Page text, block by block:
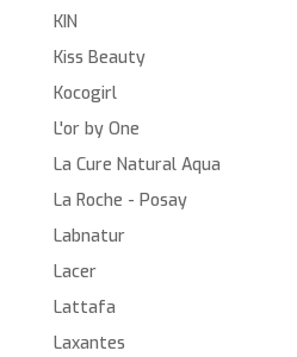
KIN
Kiss Beauty
Kocogirl
L'or by One
La Cure Natural Aqua
La Roche - Posay
Labnatur
Lacer
Lattafa
Laxantes